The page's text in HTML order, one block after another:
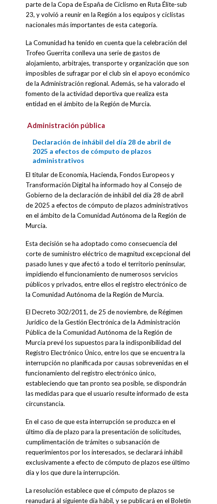
parte de la Copa de España de Ciclismo en Ruta Élite-sub
23, y volvió a reunir en la Región a los equipos y ciclistas
nacionales más importantes de esta categoría.
La Comunidad ha tenido en cuenta que la celebración del
Trofeo Guerrita conlleva una serie de gastos de
alojamiento, arbitrajes, transporte y organización que son
imposibles de sufragar por el club sin el apoyo económico
de la Administración regional. Además, se ha valorado el
fomento de la actividad deportiva que realiza esta
entidad en el ámbito de la Región de Murcia.
Administración pública
Declaración de inhábil del día 28 de abril de
2025 a efectos de cómputo de plazos
administrativos
El titular de Economía, Hacienda, Fondos Europeos y
Transformación Digital ha informado hoy al Consejo de
Gobierno de la declaración de inhábil del día 28 de abril
de 2025 a efectos de cómputo de plazos administrativos
en el ámbito de la Comunidad Autónoma de la Región de
Murcia.
Esta decisión se ha adoptado como consecuencia del
corte de suministro eléctrico de magnitud excepcional del
pasado lunes y que afectó a todo el territorio peninsular,
impidiendo el funcionamiento de numerosos servicios
públicos y privados, entre ellos el registro electrónico de
la Comunidad Autónoma de la Región de Murcia.
El Decreto 302/2011, de 25 de noviembre, de Régimen
Jurídico de la Gestión Electrónica de la Administración
Pública de la Comunidad Autónoma de la Región de
Murcia prevé los supuestos para la indisponibilidad del
Registro Electrónico Único, entre los que se encuentra la
interrupción no planificada por causas sobrevenidas en el
funcionamiento del registro electrónico único,
estableciendo que tan pronto sea posible, se dispondrán
las medidas para que el usuario resulte informado de esta
circunstancia.
En el caso de que esta interrupción se produzca en el
último día de plazo para la presentación de solicitudes,
cumplimentación de trámites o subsanación de
requerimientos por los interesados, se declarará inhábil
exclusivamente a efecto de cómputo de plazos ese último
día y los que dure la interrupción.
La resolución establece que el cómputo de plazos se
reanudará al siguiente día hábil, y se publicará en el Boletín